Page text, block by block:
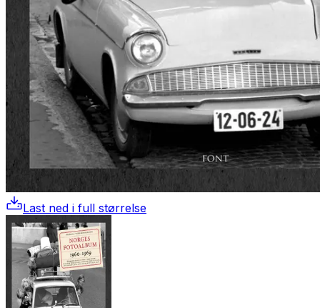
Last ned i full størrelse